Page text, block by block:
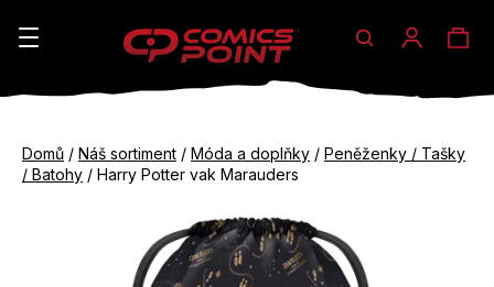
Hledat
Domů / Náš sortiment / Móda a doplňky / Peněženky / Tašky
/ Batohy / Harry Potter vak Marauders
K
do
do